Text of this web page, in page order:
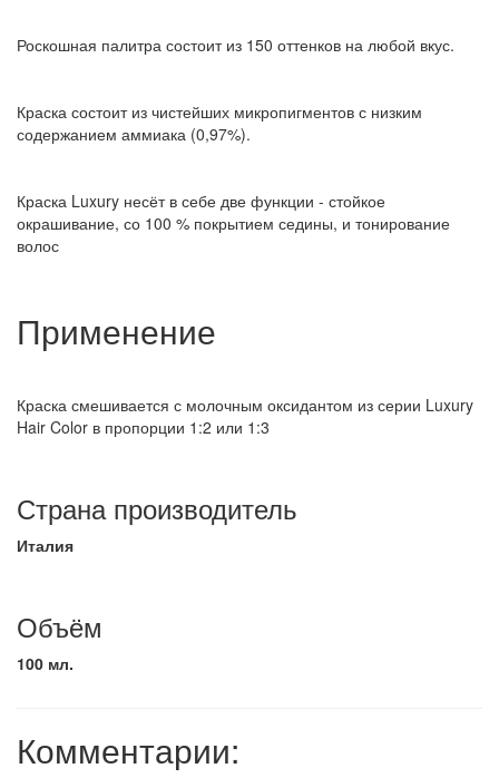
Роскошная палитра состоит из 150 оттенков на любой вкус.
Краска состоит из чистейших микропигментов с низким
содержанием аммиака (0,97%).
Краска Luxury несёт в себе две функции - стойкое
окрашивание, со 100 % покрытием седины, и тонирование
волос
Применение
Краска смешивается с молочным оксидантом из серии Luxury
Hair Color в пропорции 1:2 или 1:3
Страна производитель
Италия
Объём
100 мл.
Комментарии: